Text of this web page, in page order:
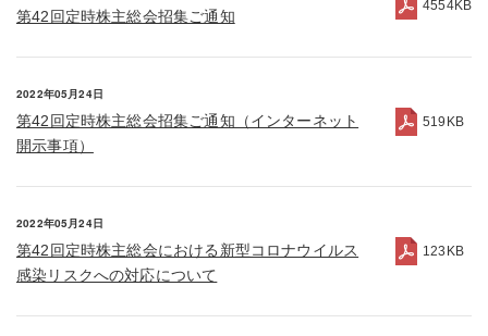
第42回定時株主総会招集ご通知
4554KB
2022年05月24日
第42回定時株主総会招集ご通知（インターネット
開示事項）
519KB
2022年05月24日
第42回定時株主総会における新型コロナウイルス
感染リスクへの対応について
123KB